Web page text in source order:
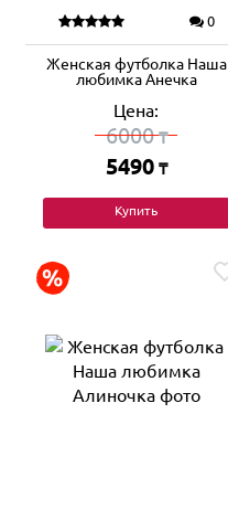
0
Женская футболка Наша
любимка Анечка
Цена:
6000₸
5490 ₸
Купить